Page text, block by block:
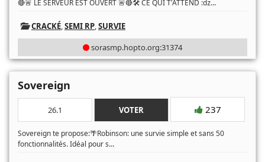
🔴🚨 LE SERVEUR EST OUVERT 🚨🔴🛠️ CE QUI T'ATTEND :ǳ...
CRACKÉ,SEMI RP,SURVIE
sorasmp.hopto.org:31374
Sovereign
26.1 VOTER 237
Sovereign te propose:🌴Robinson: une survie simple et sans 50
fonctionnalités. Idéal pour s...